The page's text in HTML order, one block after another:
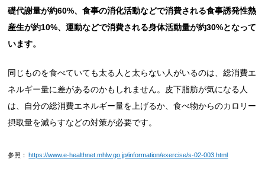
礎代謝量が約60%、食事の消化活動などで消費される食事誘発性熱
産生が約10%、運動などで消費される身体活動量が約30%となって
います。
同じものを食べていても太る人と太らない人がいるのは、総消費エ
ネルギー量に差があるのかもしれません。皮下脂肪が気になる人
は、自分の総消費エネルギー量を上げるか、食べ物からのカロリー
摂取量を減らすなどの対策が必要です。
参照： https://www.e-healthnet.mhlw.go.jp/information/exercise/s-02-003.html